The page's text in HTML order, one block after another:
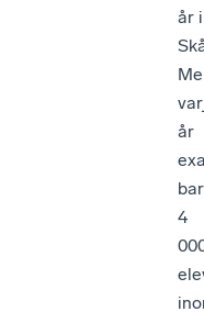
år i
år
4